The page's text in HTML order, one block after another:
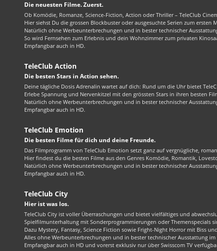
Die neuesten Filme. Zuerst.
Ob Komödie, Romanze, Science-Fiction, Action oder Thriller – TeleClub
Hier siehst Du die grossen Blockbuster oder ausgesuchte Serien zum ersten
Natürlich ohne Werbeunterbrechungen und in bester technischer
So wird Fernsehen zum Erlebnis und dein Wohnzimmer zum privaten
Empfangbar auch in HD.
TeleClub Action
Die besten Stars in Action sehen.
Deine tägliche Dosis Adrenalin wartet auf dich: Rund um die Uhr bietet
Erlebe Spannung und Nervenkitzel mit den grössten Stars in ihren besten
Natürlich ohne Werbeunterbrechungen und in bester technischer
Empfangbar auch in HD.
TeleClub Emotion
Die besten Filme für dich und deine Freunde.
Das Filmprogramm von TeleClub Emotion setzt ganz auf vergnügliche,
Hier findest du die besten Filme aus den Genres Komödie, Romantik,
Natürlich ohne Werbeunterbrechungen und in bester technischer
Empfangbar auch in HD.
TeleClub City
Hier ist was los.
TeleClub City ist voller Überraschungen und bietet vielfältiges und
Spielfilmunterhaltung mit Sonderprogrammierungen oder Themenspecials
Dazu Mystery, Fantasy, Science Fiction sowie Fright-Night Horror mit Biss
Alles ohne Werbeunterbrechungen und in bester technischer Ausstattung
Empfangbar auch in HD und vorerst exklusiv nur über Swisscom TV